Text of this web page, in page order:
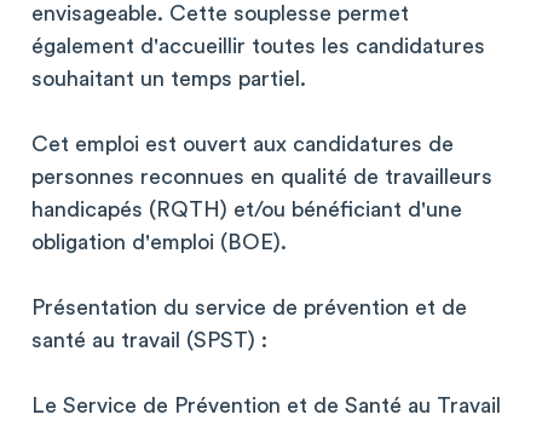
envisageable. Cette souplesse permet
également d'accueillir toutes les candidatures
souhaitant un temps partiel.
Cet emploi est ouvert aux candidatures de
personnes reconnues en qualité de travailleurs
handicapés (RQTH) et/ou bénéficiant d'une
obligation d'emploi (BOE).
Présentation du service de prévention et de
santé au travail (SPST) :
Le Service de Prévention et de Santé au Travail